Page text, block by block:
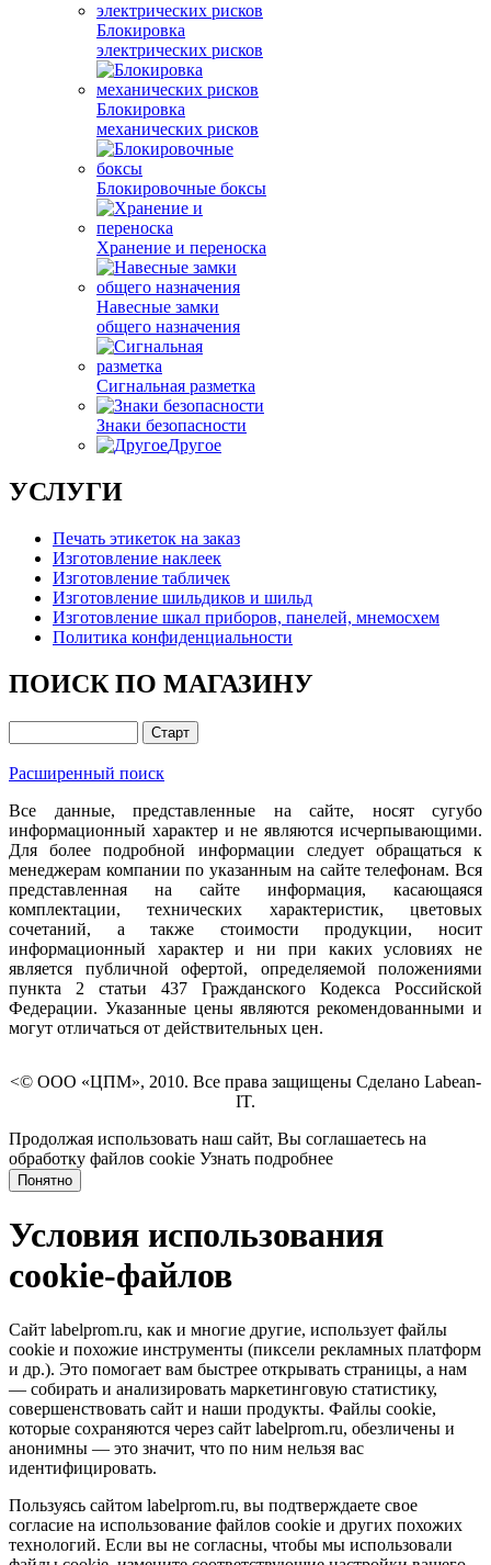
Блокировка
электрических рисков
Блокировка
механических рисков
Блокировочные боксы
Хранение и переноска
Навесные замки
общего назначения
Сигнальная разметка
Знаки безопасности
Другое
УСЛУГИ
Печать этикеток на заказ
Изготовление наклеек
Изготовление табличек
Изготовление шильдиков и шильд
Изготовление шкал приборов, панелей, мнемосхем
Политика конфиденциальности
ПОИСК ПО МАГАЗИНУ
Расширенный поиск
Все данные, представленные на сайте, носят сугубо
информационный характер и не являются исчерпывающими.
Для более подробной информации следует обращаться к
менеджерам компании по указанным на сайте телефонам. Вся
представленная на сайте информация, касающаяся
комплектации, технических характеристик, цветовых
сочетаний, а также стоимости продукции, носит
информационный характер и ни при каких условиях не
является публичной офертой, определяемой положениями
пункта 2 статьи 437 Гражданского Кодекса Российской
Федерации. Указанные цены являются рекомендованными и
могут отличаться от действительных цен.
<© ООО «ЦПМ», 2010. Все права защищены Сделано Labean-
IT.
Продолжая использовать наш сайт, Вы соглашаетесь на
обработку файлов cookie Узнать подробнее
Понятно
Условия использования
cookie-файлов
Сайт labelprom.ru, как и многие другие, использует файлы
cookie и похожие инструменты (пиксели рекламных платформ
и др.). Это помогает вам быстрее открывать страницы, а нам
— собирать и анализировать маркетинговую статистику,
совершенствовать сайт и наши продукты. Файлы сookie,
которые сохраняются через сайт labelprom.ru, обезличены и
анонимны — это значит, что по ним нельзя вас
идентифицировать.
Пользуясь сайтом labelprom.ru, вы подтверждаете свое
согласие на использование файлов cookie и других похожих
технологий. Если вы не согласны, чтобы мы использовали